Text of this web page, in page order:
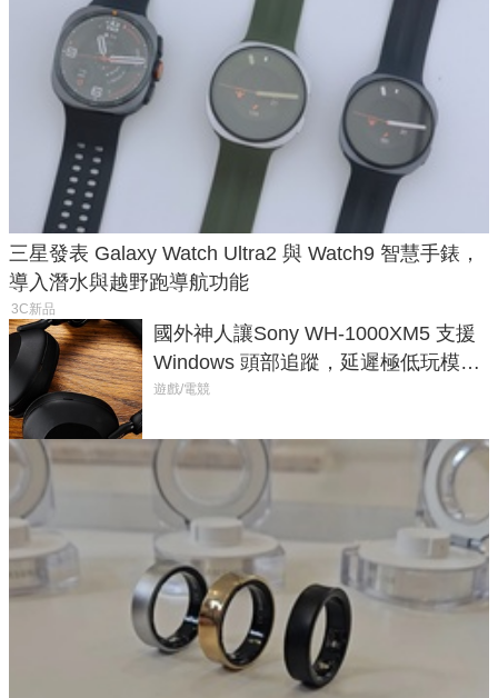
三星發表 Galaxy Watch Ultra2 與 Watch9 智慧手錶，
導入潛水與越野跑導航功能
3C新品
國外神人讓Sony WH-1000XM5 支援
Windows 頭部追蹤，延遲極低玩模擬
飛行超有感
遊戲/電競